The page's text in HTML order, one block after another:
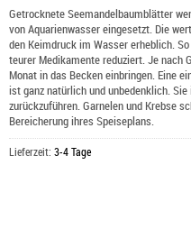
Getrocknete Seemandelbaumblätter
von Aquarienwasser eingesetzt. Die
den Keimdruck im Wasser erheblich.
teurer Medikamente reduziert. Je nach
Monat in das Becken einbringen. Eine
ist ganz natürlich und unbedenklich.
zurückzuführen. Garnelen und Krebse
Bereicherung ihres Speiseplans.
Lieferzeit: 3-4 Tage